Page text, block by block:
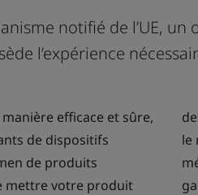
notifié de l’UE,
l’expérience
efficace et sûre,
de dispositifs
de produits
mettre votre produit
le